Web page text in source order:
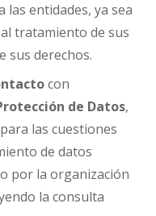
las entidades, ya sea
tratamiento de sus
sus derechos.
con
de Datos,
las cuestiones
de datos
por la organización
la consulta